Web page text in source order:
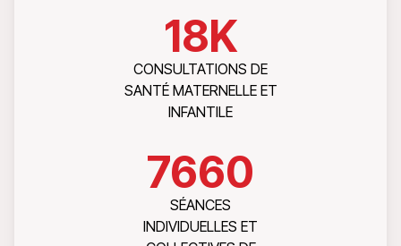
18K
CONSULTATIONS DE
SANTÉ MATERNELLE ET
INFANTILE
7660
SÉANCES
INDIVIDUELLES ET